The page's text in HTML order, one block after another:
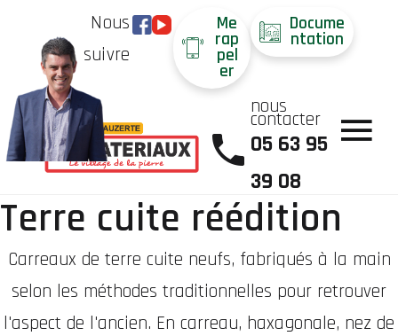
Nous
suivre
Me
rap
pel
er
Docume
ntation
nous
contacter
05 63 95
39 08
Terre cuite réédition
Carreaux de terre cuite neufs, fabriqués à la main
selon les méthodes traditionnelles pour retrouver
l'aspect de l'ancien. En carreau, haxagonale, nez de